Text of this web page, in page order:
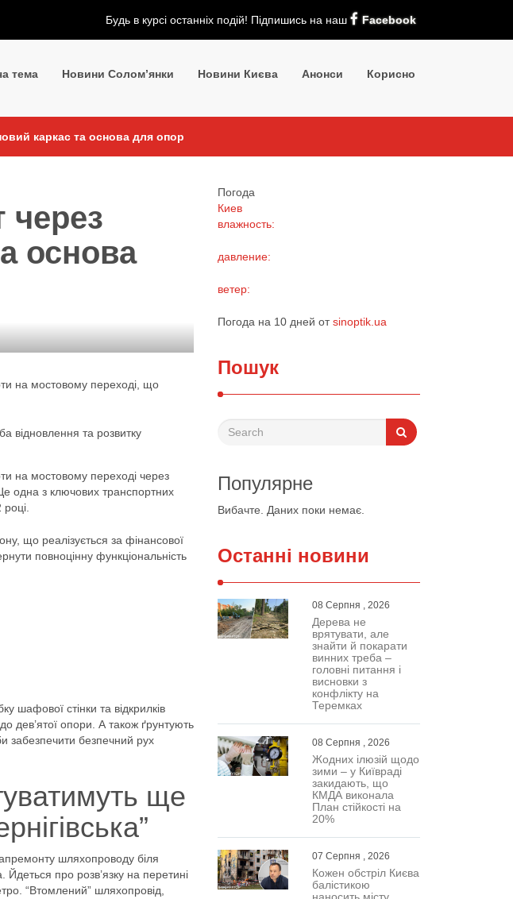
Будь в курсі останніх подій! Підпишись на наш Facebook
тема Новини Солом’янки Новини Києва Анонси Корисно
каркас та основа для опор
через
основа
на мостовому переході, що
відновлення та розвитку
на мостовому переході через
одна з ключових транспортних
що реалізується за фінансової
повноцінну функціональність
шафової стінки та відкрилків
дев’ятої опори. А також ґрунтують
забезпечити безпечний рух
ще
шляхопроводу біля
Йдеться про розв’язку на перетині
“Втомлений” шляхопровід,
Погода
Киев
влажность:
давление:
ветер:
Погода на 10 дней отsinoptik.ua
Пошук
Популярне
Вибачте. Даних поки немає.
Останні новини
08 Серпня , 2026
Дерева не
врятувати, але
знайти й покарати
винних треба –
головні питання і
висновки з
конфлікту на
Теремках
08 Серпня , 2026
Жодних ілюзій щодо
зими – у Київраді
закидають, що
КМДА виконала
План стійкості на
20%
07 Серпня , 2026
Кожен обстріл Києва
балістикою